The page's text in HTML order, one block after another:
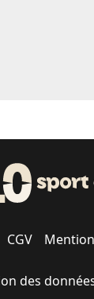
CGV
des